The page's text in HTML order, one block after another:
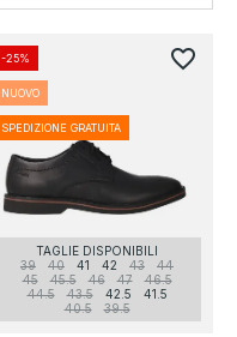
TAGLIE DISPONIBILI
39
40 41 42 43
44
45
45.5 46 47
46.5
44.5
43.5 42.5
41.5
40.5
39.5
-25%
NUOVO
SPEDIZIONE GRATUITA
favorite_border